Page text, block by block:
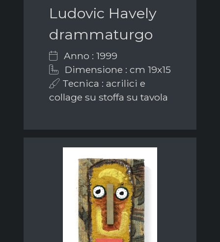
Ludovic Havely
drammaturgo
Anno : 1999
Dimensione : cm 19x15
Tecnica : acrilici e
collage su stoffa su tavola